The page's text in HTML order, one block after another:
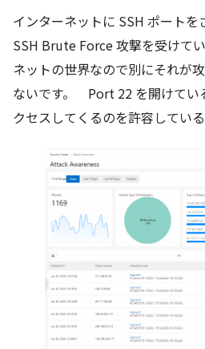
インターネットに SSH ポートを
SSH Brute Force 攻撃を受けて
ネットの世界なので別にそれが
ないです。 Port 22 を開けてい
クセスしてくるのを許容してい